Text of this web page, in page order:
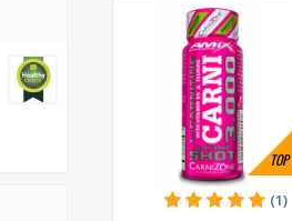
TOP
(1)